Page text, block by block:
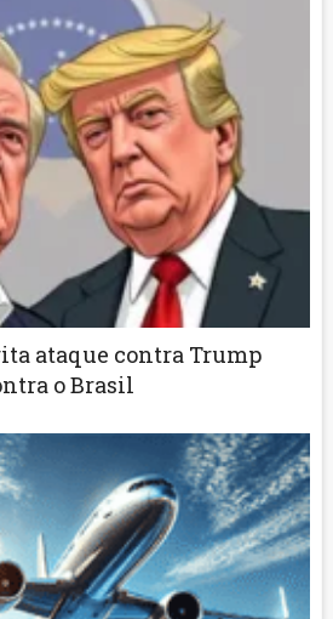
ataque contra Trump
o Brasil